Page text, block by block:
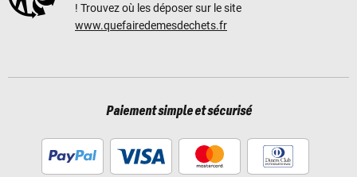
! Trouvez où les déposer sur le site
www.quefairedemesdechets.fr
Paiement simple et sécurisé